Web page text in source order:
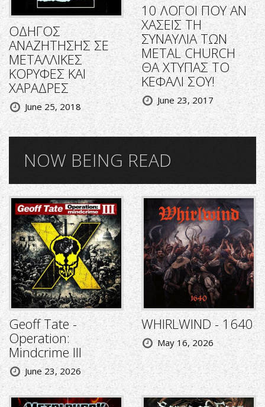
ΟΔΗΓΟΣ
ΑΝΑΖΗΤΗΣΗΣ ΣΕ
ΜΕΤΑΛΛΙΚΕΣ
ΚΟΡΥΦΕΣ ΚΑΙ
ΧΑΡΑΔΡΕΣ
June 25, 2018
10 ΛΟΓΟΙ ΠΟΥ ΑΝ
ΧΑΣΕΙΣ ΤΗ
ΣΥΝΑΥΛΙΑ ΤΩΝ
METAL CHURCH
ΘΑ ΧΤΥΠΑΣ ΤΟ
ΚΕΦΑΛΙ ΣΟΥ!
June 23, 2017
NOW BEING READ
Geoff Tate -
Operation:
Mindcrime III
June 23, 2026
WHIRLWIND - 1640
May 16, 2026